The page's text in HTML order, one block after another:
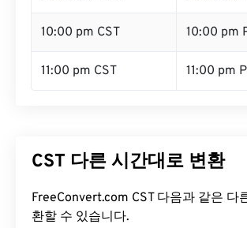
10:00 pm CST 10:00 pm
11:00 pm CST 11:00 pm
CST 다른 시간대로 변환
FreeConvert.com CST 다음과 같은 다
환할 수 있습니다.